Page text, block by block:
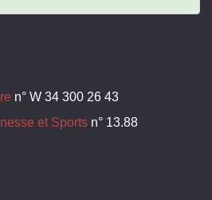
n° W 34 300 26 43
et Sports n° 13.88